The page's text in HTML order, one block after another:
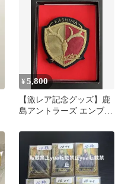
¥5,800
【激レア記念グッズ】鹿
島アントラーズ エンブレ